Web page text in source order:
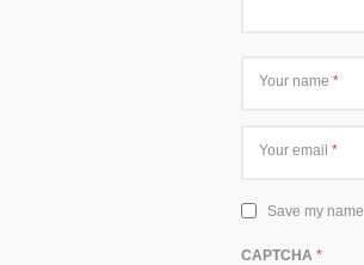
Your name *
Your email *
Save my
CAPTCHA *